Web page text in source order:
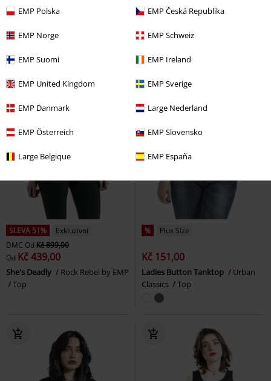
EMP Polska EMP Česká Republika
EMP Norge EMP Schweiz
EMP Suomi EMP Ireland
EMP United Kingdom EMP Sverige
EMP Danmark Large Nederland
EMP Österreich EMP Slovensko
Large Belgique EMP España
SLEVA 51%
Exkluzivní
DMC Od Kč 899,00
Od Kč 439,00
She's Deadly
Rock Rebel by EMP
Top
% Plus Size
Kč 151,00
Ladies Button Tanktop
Urban
Classics
Top